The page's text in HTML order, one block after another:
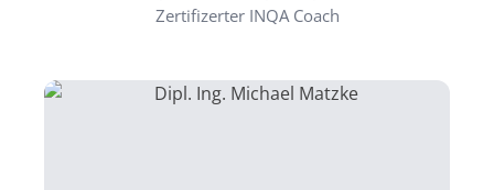
Zertifizerter INQA Coach